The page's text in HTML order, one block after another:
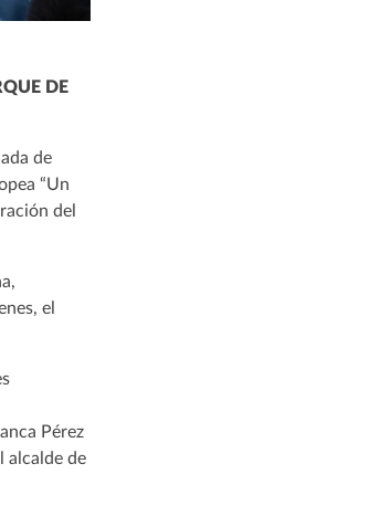
DE
de
“Un
del
el
Pérez
alcalde de